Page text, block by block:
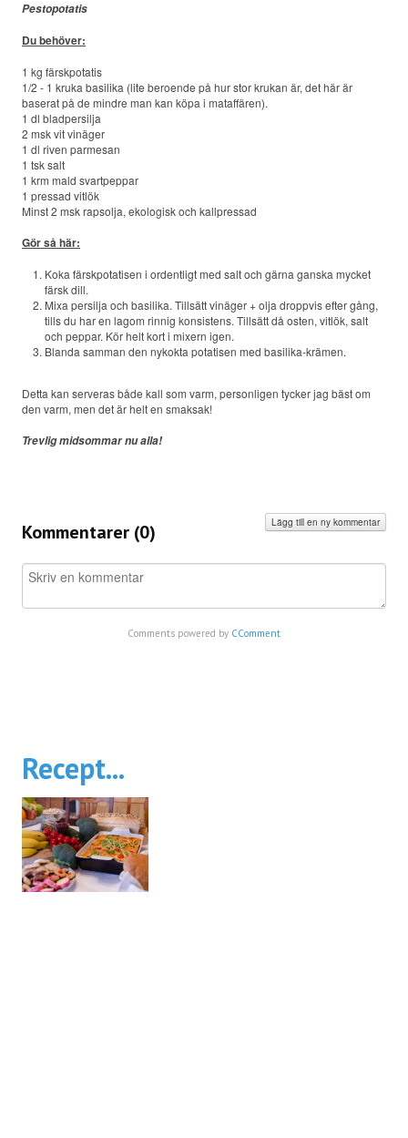
Pestopotatis
Du behöver:
1 kg färskpotatis
1/2 - 1 kruka basilika (lite beroende på hur stor krukan är, det här är
baserat på de mindre man kan köpa i mataffären).
1 dl bladpersilja
2 msk vit vinäger
1 dl riven parmesan
1 tsk salt
1 krm mald svartpeppar
1 pressad vitlök
Minst 2 msk rapsolja, ekologisk och kallpressad
Gör så här:
Koka färskpotatisen i ordentligt med salt och gärna ganska mycket
färsk dill.
Mixa persilja och basilika. Tillsätt vinäger + olja droppvis efter gång,
tills du har en lagom rinnig konsistens. Tillsätt då osten, vitlök, salt
och peppar. Kör helt kort i mixern igen.
Blanda samman den nykokta potatisen med basilika-krämen.
Detta kan serveras både kall som varm, personligen tycker jag bäst om
den varm, men det är helt en smaksak!
Trevlig midsommar nu alla!
Kommentarer (0) Lägg till en ny kommentar
Comments powered by CComment
Recept...